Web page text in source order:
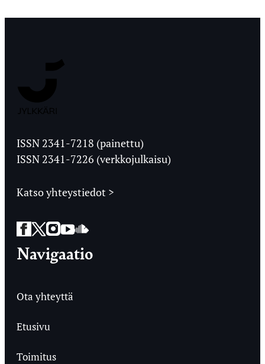
Ylioppilaslehti
ISSN 2341-7218 (painettu)
ISSN 2341-7226 (verkkojulkaisu)
Katso yhteystiedot >
Facebook
Twitter
Instagram
YouTube
SoundCloud
Navigaatio
Ota yhteyttä
Etusivu
Toimitus